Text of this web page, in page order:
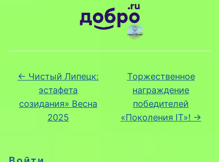
← Чистый Липецк:
эстафета
созидания» Весна
2025
Торжественное
награждение
победителей
«Поколения IT»! →